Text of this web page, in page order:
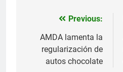
Navegación
entradas
Previous:
AMDA lamenta la
regularización de
autos chocolate